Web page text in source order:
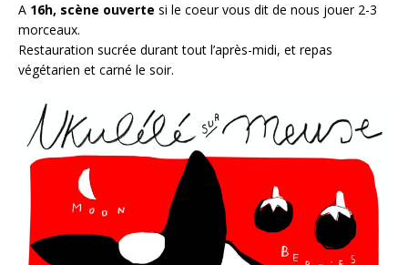
A 16h, scène ouverte si le coeur vous dit de nous jouer 2-3
morceaux.
Restauration sucrée durant tout l’après-midi, et repas
végétarien et carné le soir.